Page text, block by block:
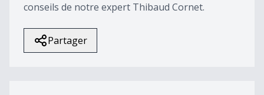
conseils de notre expert Thibaud Cornet.
Partager